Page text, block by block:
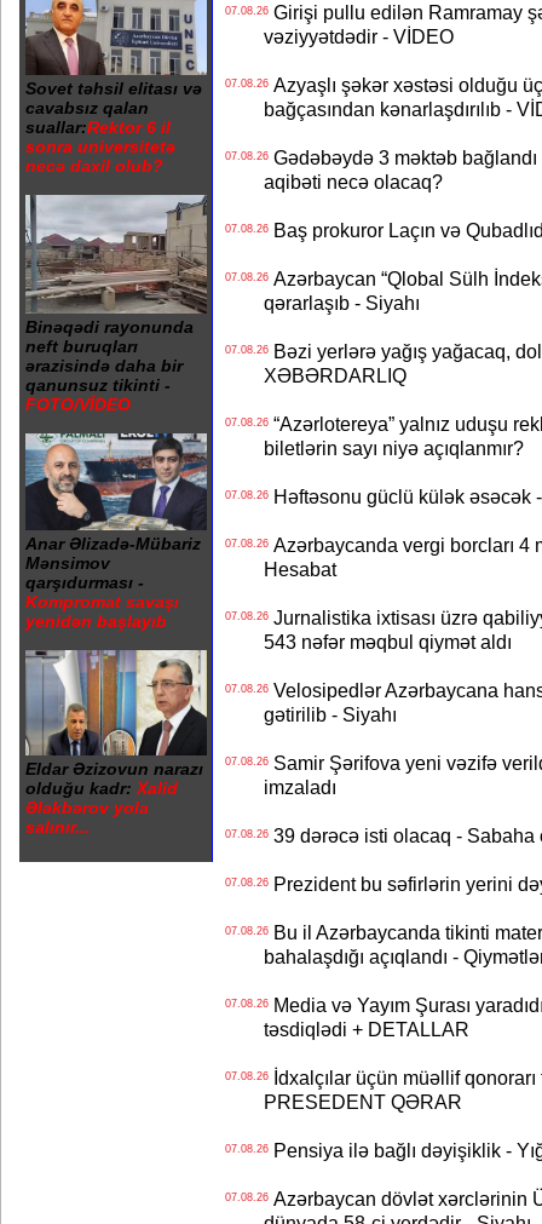
Sovet təhsil elitası və
cavabsız qalan
suallar:Rektor 6 il
sonra universitetə
necə daxil olub?
Binəqədi rayonunda
neft buruqları
ərazisində daha bir
qanunsuz tikinti -
FOTO/VİDEO
Anar Əlizadə-Mübariz
Mənsimov
qarşıdurması -
Kompromat savaşı
yenidən başlayıb
Eldar Əzizovun narazı
olduğu kadr: Xalid
Ələkbərov yola
salınır...
07.08.26Girişi pullu edilən Ramramay
vəziyyətdədir - VİDEO
07.08.26Azyaşlı şəkər xəstəsi olduğu
bağçasından kənarlaşdırılıb -
07.08.26Gədəbəydə 3 məktəb
aqibəti necə olacaq?
07.08.26Baş prokuror Laçın və
07.08.26Azərbaycan “Qlobal Sülh
qərarlaşıb - Siyahı
07.08.26Bəzi yerlərə yağış yağacaq,
XƏBƏRDARLIQ
07.08.26“Azərlotereya” yalnız uduşu
biletlərin sayı niyə açıqlanmır?
07.08.26Həftəsonu güclü külək əsəcək
07.08.26Azərbaycanda vergi borcları 4
Hesabat
07.08.26Jurnalistika ixtisası üzrə
543 nəfər məqbul qiymət aldı
07.08.26Velosipedlər Azərbaycana
gətirilib - Siyahı
07.08.26Samir Şərifova yeni vəzifə
imzaladı
07.08.2639 dərəcə isti olacaq - Sabaha
07.08.26Prezident bu səfirlərin yerini
07.08.26Bu il Azərbaycanda tikinti
bahalaşdığı açıqlandı -
07.08.26Media və Yayım Şurası
təsdiqlədi + DETALLAR
07.08.26İdxalçılar üçün müəllif
PRESEDENT QƏRAR
07.08.26Pensiya ilə bağlı dəyişiklik -
07.08.26Azərbaycan dövlət xərclərinin